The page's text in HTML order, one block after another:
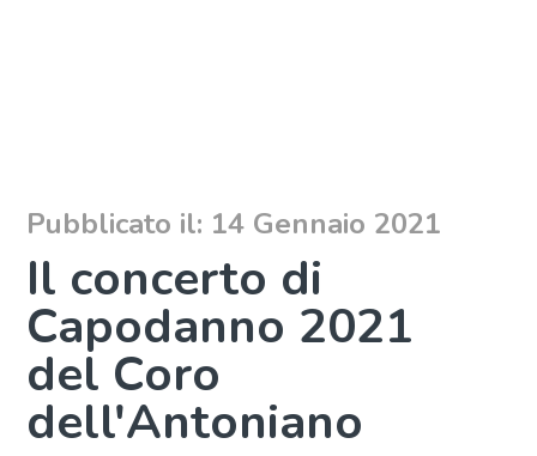
Pubblicato il: 14 Gennaio 2021
Il concerto di
Capodanno 2021
del Coro
dell'Antoniano